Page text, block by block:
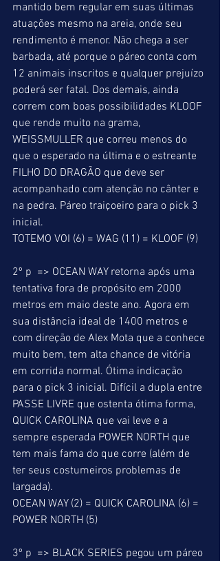
mantido bem regular em suas últimas
atuações mesmo na areia, onde seu
rendimento é menor. Não chega a ser
barbada, até porque o páreo conta com
12 animais inscritos e qualquer prejuízo
poderá ser fatal. Dos demais, ainda
correm com boas possibilidades KLOOF
que rende muito na grama,
WEISSMULLER que correu menos do
que o esperado na última e o estreante
FILHO DO DRAGÃO que deve ser
acompanhado com atenção no cânter e
na pedra. Páreo traiçoeiro para o pick 3
inicial.
TOTEMO VOI (6) = WAG (11) = KLOOF (9)
2º p  => OCEAN WAY retorna após uma
tentativa fora de propósito em 2000
metros em maio deste ano. Agora em
sua distância ideal de 1400 metros e
com direção de Alex Mota que a conhece
muito bem, tem alta chance de vitória
em corrida normal. Ótima indicação
para o pick 3 inicial. Difícil a dupla entre
PASSE LIVRE que ostenta ótima forma,
QUICK CAROLINA que vai leve e a
sempre esperada POWER NORTH que
tem mais fama do que corre (além de
ter seus costumeiros problemas de
largada).
OCEAN WAY (2) = QUICK CAROLINA (6) =
POWER NORTH (5)
3º p  => BLACK SERIES pegou um páreo